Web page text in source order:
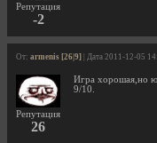
Репутация
-2
От: armenis [26|9] | Дата 2011-12-05
Репутация
26
Игра хорошая,но
9/10.